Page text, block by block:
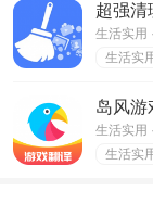
超强清
生活实用
生活实
岛风游
生活实用
生活实